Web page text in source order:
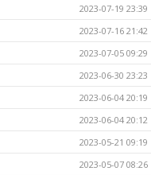
2023-07-19 23:39
2023-07-16 21:42
2023-07-05 09:29
2023-06-30 23:23
2023-06-04 20:19
2023-06-04 20:12
2023-05-21 09:19
2023-05-07 08:26